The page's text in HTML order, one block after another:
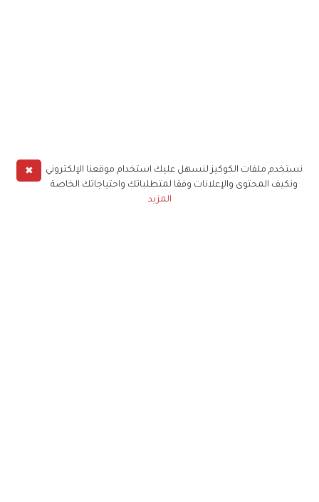
✖
نستخدم ملفات الكوكيز لنسهل عليك استخدام موقعنا الإلكتروني
ونكيف المحتوى والإعلانات وفقا لمتطلباتك واحتياجاتك الخاصة
المزيد